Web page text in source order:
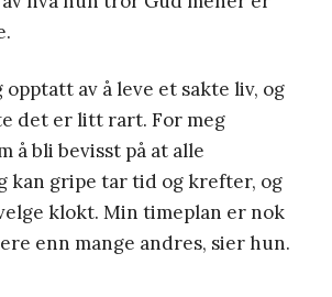
opptatt av å leve et sakte liv, og
det er litt rart. For meg
å bli bevisst på at alle
kan gripe tar tid og krefter, og
klokt. Min timeplan er nok
enn mange andres, sier hun.